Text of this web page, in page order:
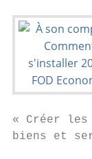
« Créer les
biens et